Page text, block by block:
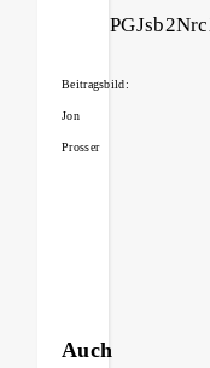
Beitragsbild:
Jon
Prosser
Auch